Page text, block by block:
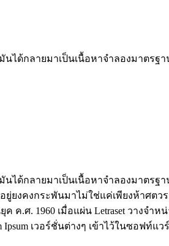
ได้กลายมาเป็นเนื้อหาจำลองมาตร
ได้กลายมาเป็นเนื้อหาจำลองมาตร
ยงคงกระพันมาไม่ใช่แค่เพียงห้าศ
.ศ. 1960 เมื่อแผ่น Letraset วางจ
Ipsum เวอร์ชั่นต่างๆ เข้าไว้ในซอฟท์แว